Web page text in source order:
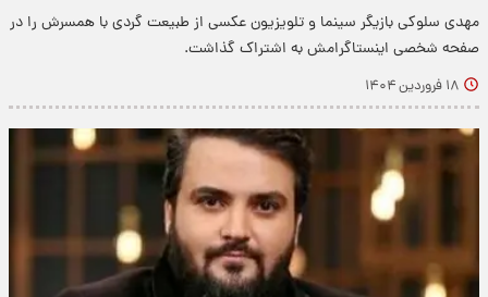
مهدی سلوکی بازیگر سینما و تلویزیون عکسی از طبیعت گردی با همسرش را در
صفحه شخصی اینستاگرامش به اشتراک گذاشت.
۱۸ فروردین ۱۴۰۴